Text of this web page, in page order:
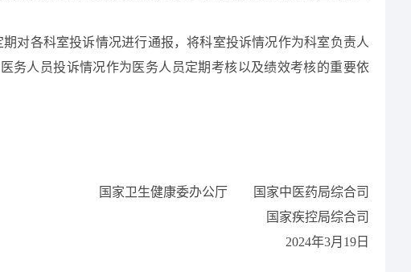
对各科室投诉情况进行通报，将科室投诉情况作为科室负责人
务人员投诉情况作为医务人员定期考核以及绩效考核的重要依
国家卫生健康委办公厅
国家中医药局综合司
国家疾控局综合司
2024年3月19日